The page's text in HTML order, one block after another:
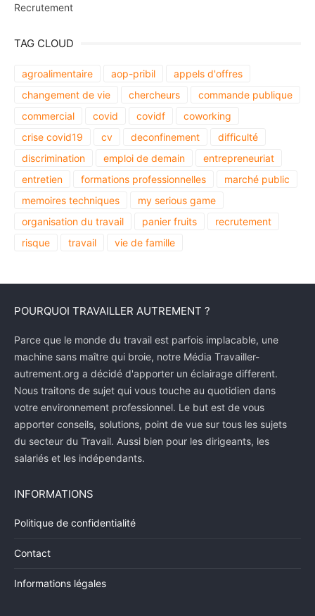
Recrutement
TAG CLOUD
agroalimentaire aop-pribil
appels d'offres
changement de vie
chercheurs
commande publique
commercial
covid covidf
coworking
crise covid19
cv deconfinement
difficulté
discrimination
emploi de demain
entrepreneuriat
entretien
formations professionnelles
marché public
memoires techniques
my serious game
organisation du travail
panier fruits
recrutement
risque
travail vie de famille
POURQUOI TRAVAILLER AUTREMENT ?
Parce que le monde du travail est parfois implacable, une
machine sans maître qui broie, notre Média Travailler-
autrement.org a décidé d'apporter un éclairage different.
Nous traitons de sujet qui vous touche au quotidien dans
votre environnement professionnel. Le but est de vous
apporter conseils, solutions, point de vue sur tous les sujets
du secteur du Travail. Aussi bien pour les dirigeants, les
salariés et les indépendants.
INFORMATIONS
Politique de confidentialité
Contact
Informations légales